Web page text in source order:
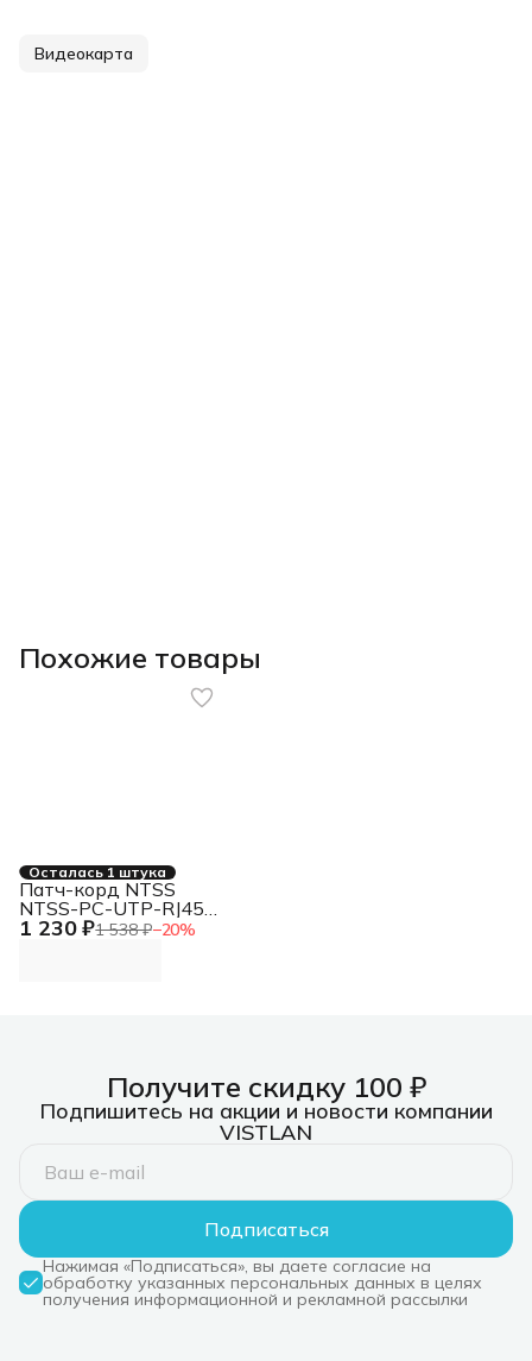
Видеокарта
Похожие товары
Осталась 1 штука
1 230 ₽1 538 ₽−20%
Патч-корд NTSS
NTSS-PC-UTP-RJ45-
5e-10.0-LSZH-GN
Получите скидку 100 ₽
Подпишитесь на акции и новости компании
VISTLAN
Подписаться
Нажимая «Подписаться», вы даете согласие на
обработку указанных персональных данных в целях
получения информационной и рекламной рассылки